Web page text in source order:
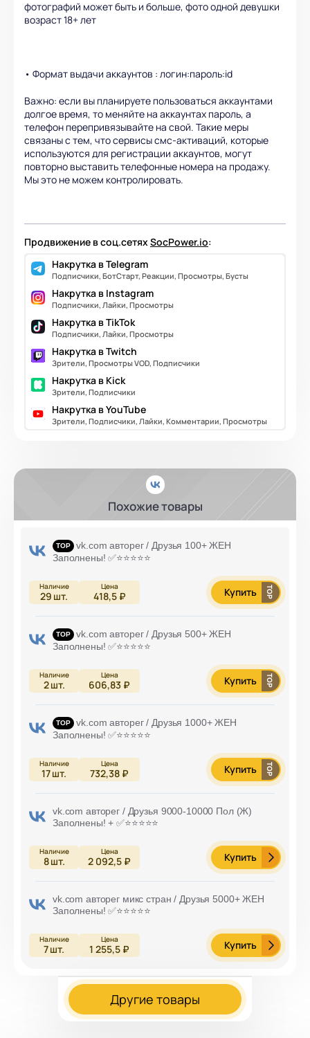
фотографий может быть и больше, фото одной девушки
возраст 18+ лет
• Формат выдачи аккаунтов : логин:пароль:id
Важно: если вы планируете пользоваться аккаунтами
долгое время, то меняйте на аккаунтах пароль, а
телефон перепривязывайте на свой. Такие меры
связаны с тем, что сервисы смс-активаций, которые
используются для регистрации аккаунтов, могут
повторно выставить телефонные номера на продажу.
Мы это не можем контролировать.
Продвижение в соц.сетяхSocPower.io:
Накрутка в Telegram
Подписчики, БотСтарт, Реакции, Просмотры, Бусты
Накрутка в Instagram
Подписчики, Лайки, Просмотры
Накрутка в TikTok
Подписчики, Лайки, Просмотры
Накрутка в Twitch
Зрители, Просмотры VOD, Подписчики
Накрутка в Kick
Зрители, Подписчики
Накрутка в YouTube
Зрители, Подписчики, Лайки, Комментарии, Просмотры
Похожие товары
vk.com авторег / Друзья 100+ ЖЕН
Заполнены! ✅⭐️⭐️⭐️⭐️⭐️
29 шт. 418,5 ₽ Купить
vk.com авторег / Друзья 500+ ЖЕН
Заполнены! ✅⭐️⭐️⭐️⭐️⭐️
2шт. 606,83 ₽ Купить
vk.com авторег / Друзья 1000+ ЖЕН
Заполнены! ✅⭐️⭐️⭐️⭐️⭐️
17шт. 732,38 ₽ Купить
vk.com авторег / Друзья 9000-10000 Пол (Ж)
Заполнены! + ✅⭐️⭐️⭐️⭐️⭐️
8шт. 2 092,5 ₽ Купить
vk.com авторег микс стран / Друзья 5000+ ЖЕН
Заполнены! ✅⭐️⭐️⭐️⭐️⭐️
7шт. 1 255,5 ₽ Купить
Другие товары